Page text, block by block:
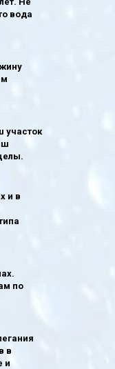
вода
участок
и в
по
в
и